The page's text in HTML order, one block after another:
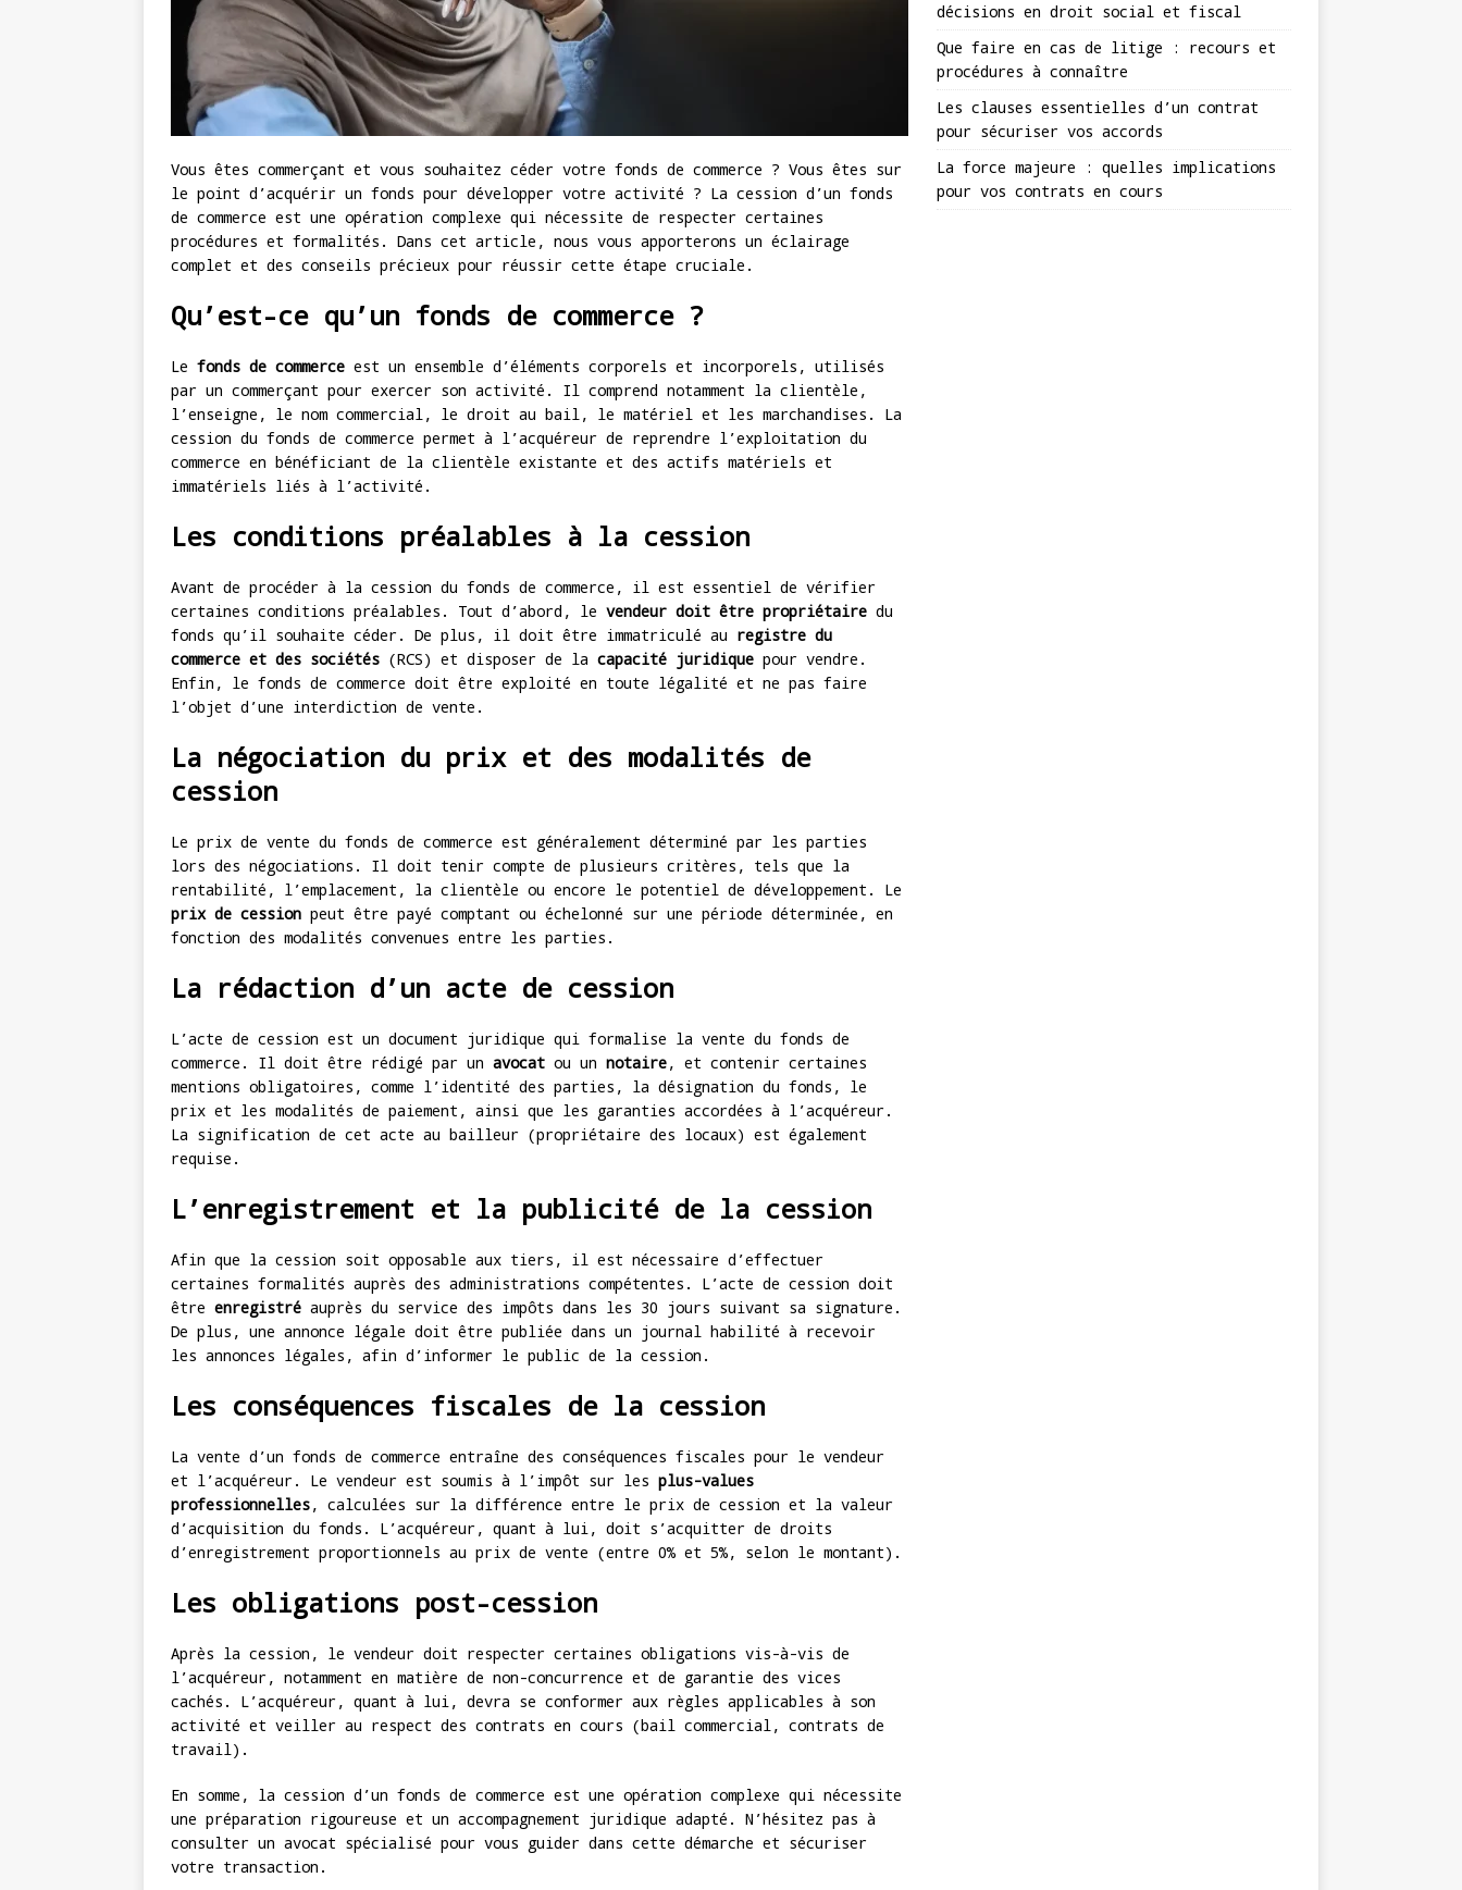
Vous êtes commerçant et vous souhaitez céder votre fonds de commerce ? Vous êtes sur
le point d’acquérir un fonds pour développer votre activité ? La cession d’un fonds
de commerce est une opération complexe qui nécessite de respecter certaines
procédures et formalités. Dans cet article, nous vous apporterons un éclairage
complet et des conseils précieux pour réussir cette étape cruciale.
Qu’est-ce qu’un fonds de commerce ?
Le fonds de commerce est un ensemble d’éléments corporels et incorporels, utilisés
par un commerçant pour exercer son activité. Il comprend notamment la clientèle,
l’enseigne, le nom commercial, le droit au bail, le matériel et les marchandises. La
cession du fonds de commerce permet à l’acquéreur de reprendre l’exploitation du
commerce en bénéficiant de la clientèle existante et des actifs matériels et
immatériels liés à l’activité.
Les conditions préalables à la cession
Avant de procéder à la cession du fonds de commerce, il est essentiel de vérifier
certaines conditions préalables. Tout d’abord, le vendeur doit être propriétaire du
fonds qu’il souhaite céder. De plus, il doit être immatriculé au registre du
commerce et des sociétés (RCS) et disposer de la capacité juridique pour vendre.
Enfin, le fonds de commerce doit être exploité en toute légalité et ne pas faire
l’objet d’une interdiction de vente.
La négociation du prix et des modalités de
cession
Le prix de vente du fonds de commerce est généralement déterminé par les parties
lors des négociations. Il doit tenir compte de plusieurs critères, tels que la
rentabilité, l’emplacement, la clientèle ou encore le potentiel de développement. Le
prix de cession peut être payé comptant ou échelonné sur une période déterminée, en
fonction des modalités convenues entre les parties.
La rédaction d’un acte de cession
L’acte de cession est un document juridique qui formalise la vente du fonds de
commerce. Il doit être rédigé par un avocat ou un notaire, et contenir certaines
mentions obligatoires, comme l’identité des parties, la désignation du fonds, le
prix et les modalités de paiement, ainsi que les garanties accordées à l’acquéreur.
La signification de cet acte au bailleur (propriétaire des locaux) est également
requise.
L’enregistrement et la publicité de la cession
Afin que la cession soit opposable aux tiers, il est nécessaire d’effectuer
certaines formalités auprès des administrations compétentes. L’acte de cession doit
être enregistré auprès du service des impôts dans les 30 jours suivant sa signature.
De plus, une annonce légale doit être publiée dans un journal habilité à recevoir
les annonces légales, afin d’informer le public de la cession.
Les conséquences fiscales de la cession
La vente d’un fonds de commerce entraîne des conséquences fiscales pour le vendeur
et l’acquéreur. Le vendeur est soumis à l’impôt sur les plus-values
professionnelles, calculées sur la différence entre le prix de cession et la valeur
d’acquisition du fonds. L’acquéreur, quant à lui, doit s’acquitter de droits
d’enregistrement proportionnels au prix de vente (entre 0% et 5%, selon le montant).
Les obligations post-cession
Après la cession, le vendeur doit respecter certaines obligations vis-à-vis de
l’acquéreur, notamment en matière de non-concurrence et de garantie des vices
cachés. L’acquéreur, quant à lui, devra se conformer aux règles applicables à son
activité et veiller au respect des contrats en cours (bail commercial, contrats de
travail).
En somme, la cession d’un fonds de commerce est une opération complexe qui nécessite
une préparation rigoureuse et un accompagnement juridique adapté. N’hésitez pas à
consulter un avocat spécialisé pour vous guider dans cette démarche et sécuriser
votre transaction.
décisions en droit social et fiscal
Que faire en cas de litige : recours et
procédures à connaître
Les clauses essentielles d’un contrat
pour sécuriser vos accords
La force majeure : quelles implications
pour vos contrats en cours